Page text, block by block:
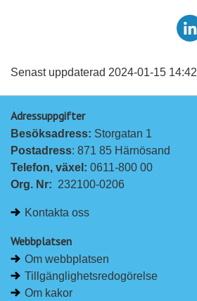
Senast uppdaterad 2024-01-15 14:42
Adressuppgifter
Besöksadress: Storgatan 1
Postadress: 871 85 Härnösand
Telefon, växel: 0611-800 00
Org. Nr: 232100-0206
Kontakta oss
Webbplatsen
Om webbplatsen
Tillgänglighetsredogörelse
Om kakor